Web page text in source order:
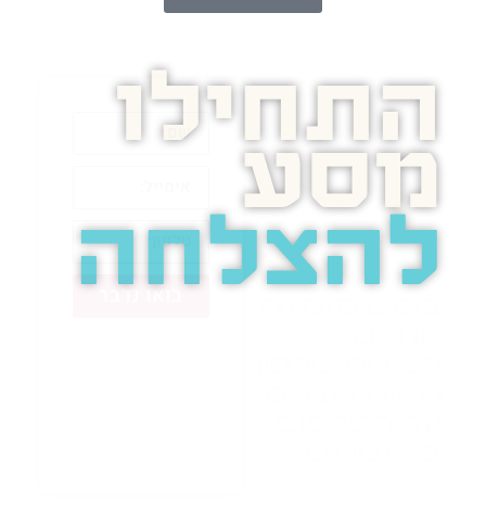
התחילו
מסע
להצלחה
בואו נדבר